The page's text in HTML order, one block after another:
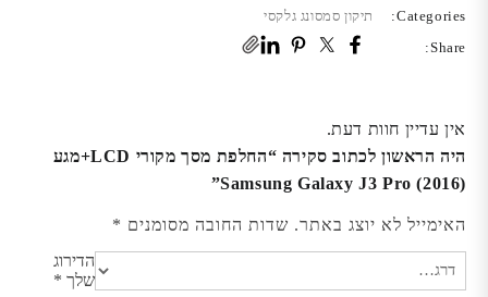
Categories:
תיקון סמסונג גלקסי
Share:
אין עדיין חוות דעת.
היה הראשון לכתוב סקירה “החלפת מסך מקורי LCD+מגע
Samsung Galaxy J3 Pro (2016)”
האימייל לא יוצג באתר. שדות החובה מסומנים *
הדירוג
שלך *